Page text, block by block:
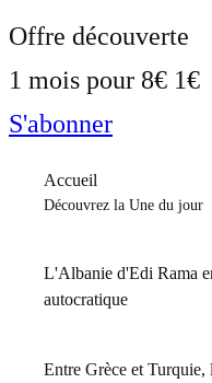
Offre découverte
1 mois pour 8€ 1€
S'abonner
Accueil
Découvrez la Une du jour
L'Albanie d'Edi Rama
autocratique
Entre Grèce et Turquie,